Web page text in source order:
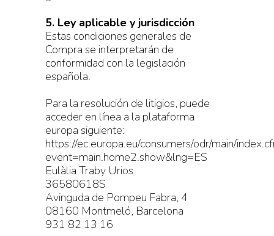
5. Ley aplicable y jurisdicción
Estas condiciones generales de
Compra se interpretarán de
conformidad con la legislación
española.
Para la resolución de litigios, puede
acceder en línea a la plataforma
europa siguiente:
https://ec.europa.eu/consumers/odr/main/
event=main.home2.show&lng=ES
Eulàlia Traby Urios
36580618S
Avinguda de Pompeu Fabra, 4
08160 Montmeló, Barcelona
931 82 13 16